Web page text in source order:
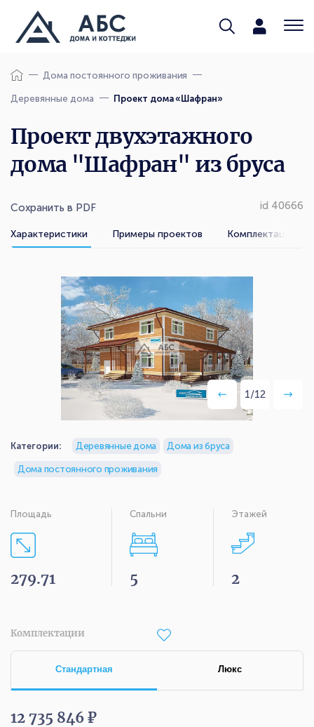
Дома постоянного проживания
Деревянные дома Проект дома «Шафран»
Проект двухэтажного
дома "Шафран" из бруса
Сохранить в PDF id 40666
Характеристики Примеры проектов Комплектации
Категории: Деревянные дома Дома из бруса
Дома постоянного проживания
1/12
Площадь
279.71
Спальни
5
Этажей
2
Комплектации
Стандартная Люкс
12 735 846 ₽